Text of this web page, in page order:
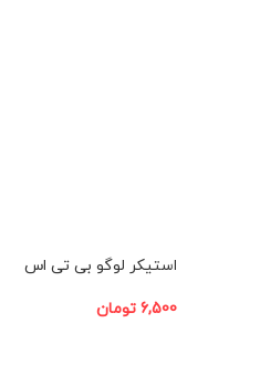
استیکر لوگو بی تی اس
6,500 تومان